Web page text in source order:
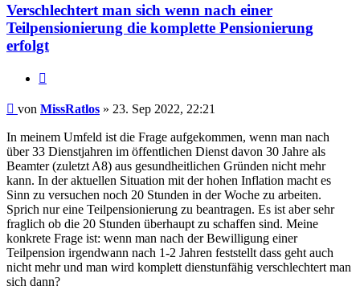
Verschlechtert man sich wenn nach einer
Teilpensionierung die komplette Pensionierung
erfolgt
Beitrag
von MissRatlos » 23. Sep 2022, 22:21
In meinem Umfeld ist die Frage aufgekommen, wenn man nach
über 33 Dienstjahren im öffentlichen Dienst davon 30 Jahre als
Beamter (zuletzt A8) aus gesundheitlichen Gründen nicht mehr
kann. In der aktuellen Situation mit der hohen Inflation macht es
Sinn zu versuchen noch 20 Stunden in der Woche zu arbeiten.
Sprich nur eine Teilpensionierung zu beantragen. Es ist aber sehr
fraglich ob die 20 Stunden überhaupt zu schaffen sind. Meine
konkrete Frage ist: wenn man nach der Bewilligung einer
Teilpension irgendwann nach 1-2 Jahren feststellt dass geht auch
nicht mehr und man wird komplett dienstunfähig verschlechtert man
sich dann?